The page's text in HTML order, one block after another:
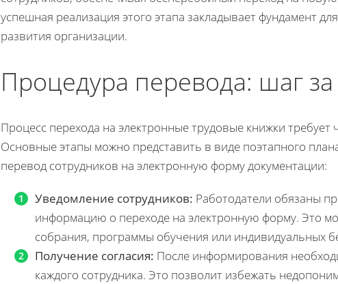
успешная реализация этого этапа закладывает фундамент
развития организации.
Процедура перевода: шаг
Процесс перехода на электронные трудовые книжки требует
Основные этапы можно представить в виде поэтапного
перевод сотрудников на электронную форму документации:
Уведомление сотрудников: Работодатели обязаны
информацию о переходе на электронную форму. Это
собрания, программы обучения или индивидуальных
Получение согласия: После информирования
каждого сотрудника. Это позволит избежать